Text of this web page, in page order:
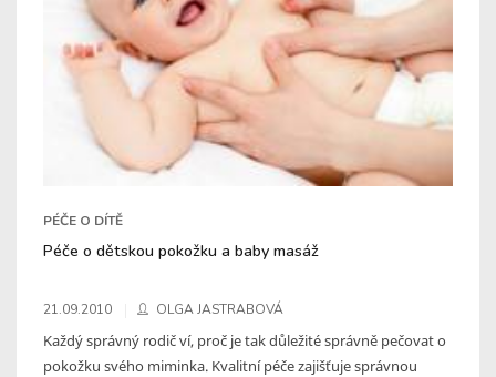
PÉČE O DÍTĚ
Péče o dětskou pokožku a baby masáž
21.09.2010 OLGA JASTRABOVÁ
Každý správný rodič ví, proč je tak důležité správně pečovat o
pokožku svého miminka. Kvalitní péče zajišťuje správnou